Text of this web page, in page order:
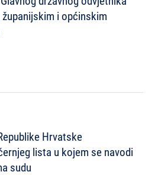
i općinskim
Hrvatske
lista u kojem se navodi
sudu